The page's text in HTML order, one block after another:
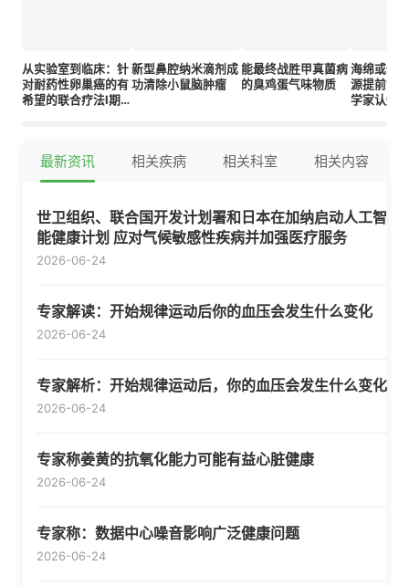
从实验室到临床：针
对耐药性卵巢癌的有
希望的联合疗法I期
新型鼻腔纳米滴剂成
功清除小鼠脑肿瘤
能最终战胜甲真菌病
的臭鸡蛋气味物质
海绵或使
源提前1亿
学家认知
最新资讯 相关疾病 相关科室 相关内容
世卫组织、联合国开发计划署和日本在加纳启动人工智
能健康计划 应对气候敏感性疾病并加强医疗服务
2026-06-24
专家解读：开始规律运动后你的血压会发生什么变化
2026-06-24
专家解析：开始规律运动后，你的血压会发生什么变化
2026-06-24
专家称姜黄的抗氧化能力可能有益心脏健康
2026-06-24
专家称：数据中心噪音影响广泛健康问题
2026-06-24